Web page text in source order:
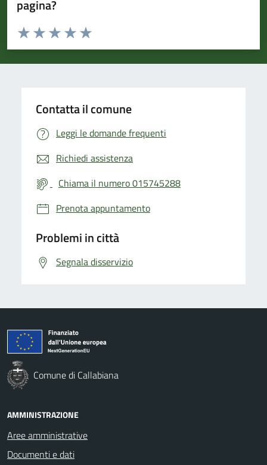
pagina?
Valuta da 1 a 5 stelle la pagina
Valuta 5 stelle su 5
Valuta 4 stelle su 5
Valuta 3 stelle su 5
Valuta 2 stelle su 5
Valuta 1 stelle su 5
Contatta il comune
Leggi le domande frequenti
Richiedi assistenza
Chiama il numero 015745288
Prenota appuntamento
Problemi in città
Segnala disservizio
Comune di Callabiana
AMMINISTRAZIONE
Aree amministrative
Documenti e dati